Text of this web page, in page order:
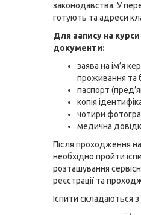
законодавства. У
готують та адреси
Для запису на курси
документи:
заява на ім’я
проживання та
паспорт
копія
чотири
медична
Після проходження
необхідно пройти
розташування
реєстрації та
Іспити складаються